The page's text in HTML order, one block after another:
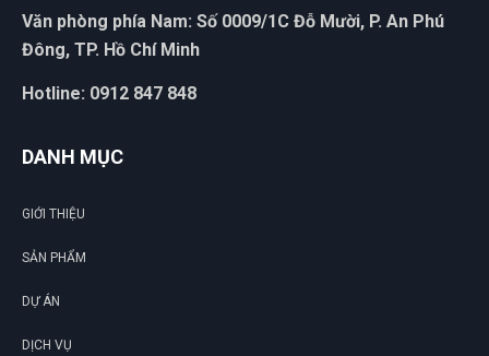
Mua bao nhiều cũng được miễn ship. quá đã
(Đánh giá 1 năm trước)
Giao hàng nhanh chóng, hỗ trợ tư vấn tận tình
Văn phòng phía Nam: Số 0009/1C Đỗ Mười, P. An Phú
Đông, TP. Hồ Chí Minh
Hotline: 0912 847 848
DANH MỤC
GIỚI THIỆU
SẢN PHẨM
DỰ ÁN
DỊCH VỤ